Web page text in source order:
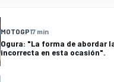
MOTOGP17 min
Ogura: "La forma de abordar
incorrecta en esta ocasión".